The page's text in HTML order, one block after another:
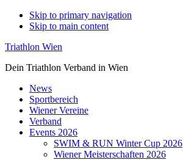
Skip to primary navigation
Skip to main content
Triathlon Wien
Dein Triathlon Verband in Wien
News
Sportbereich
Wiener Vereine
Verband
Events 2026
SWIM & RUN Winter Cup 2026
Wiener Meisterschaften 2026